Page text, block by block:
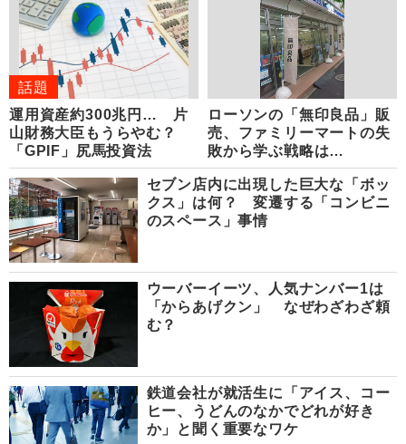
話題
運用資産約300兆円… 片
山財務大臣もうらやむ？
「GPIF」尻馬投資法
ローソンの「無印良品」販
売、ファミリーマートの失
敗から学ぶ戦略は…
セブン店内に出現した巨大な「ボッ
クス」は何？ 変遷する「コンビニ
のスペース」事情
ウーバーイーツ、人気ナンバー1は
「からあげクン」 なぜわざわざ頼
む？
鉄道会社が就活生に「アイス、コー
ヒー、うどんのなかでどれが好き
か」と聞く重要なワケ